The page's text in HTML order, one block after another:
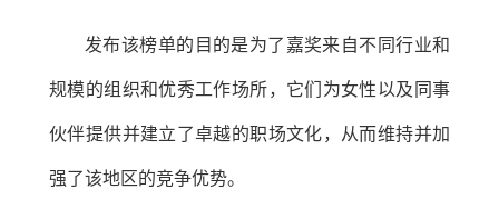
发布该榜单的目的是为了嘉奖来自不同行业和
规模的组织和优秀工作场所，它们为女性以及同事
伙伴提供并建立了卓越的职场文化，从而维持并加
强了该地区的竞争优势。